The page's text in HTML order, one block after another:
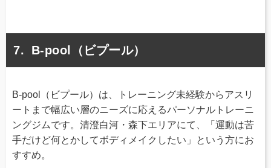
B-pool（ビプール）
B-pool（ビプール）は、トレーニング未経験からアスリ
ートまで幅広い層のニーズに応えるパーソナルトレーニ
ングジムです。清澄白河・森下エリアにて、「運動は苦
手だけど何とかしてボディメイクしたい」という方にお
すすめ。